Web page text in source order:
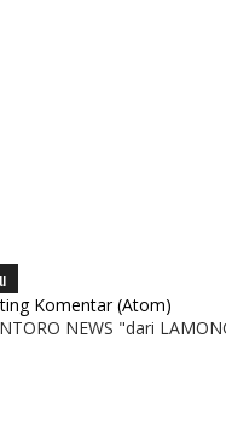
Komentar (Atom)
NEWS "dari